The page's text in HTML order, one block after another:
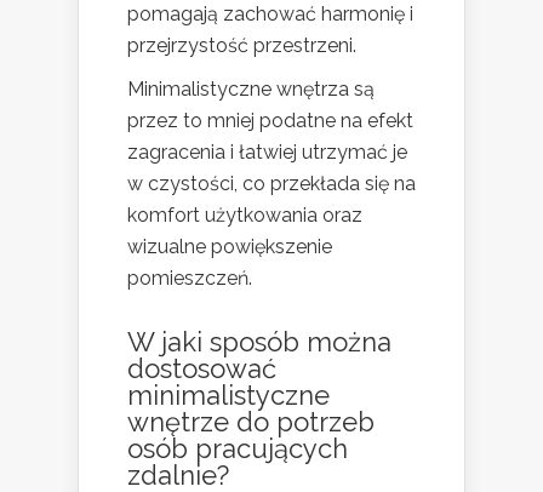
pomagają zachować harmonię i
przejrzystość przestrzeni.
Minimalistyczne wnętrza są
przez to mniej podatne na efekt
zagracenia i łatwiej utrzymać je
w czystości, co przekłada się na
komfort użytkowania oraz
wizualne powiększenie
pomieszczeń.
W jaki sposób można
dostosować
minimalistyczne
wnętrze do potrzeb
osób pracujących
zdalnie?